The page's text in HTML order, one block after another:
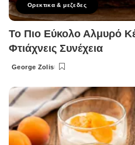
Ορεκτικα & μεζεδες
Το Πιο Εύκολο Αλμυρό
Φτιάχνεις Συνέχεια
Posted
George Zolis